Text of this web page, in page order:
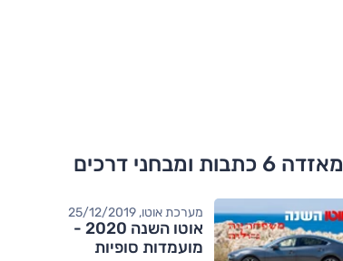
מאזדה 6 כתבות ומבחני דרכים
מערכת אוטו, 25/12/2019
אוטו השנה 2020 -
מועמדות סופיות